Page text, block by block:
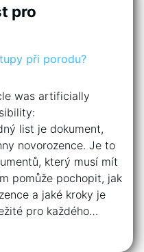
pro
was artificially
list je dokument,
novorozence. Je to
který musí mít
pomůže pochopit, jak
a jaké kroky je
pro každého…